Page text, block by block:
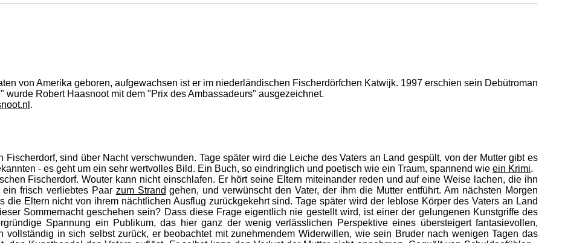
von Amerika geboren, aufgewachsen ist er im niederländischen Fischerdörfchen Katwijk. 1997 erschien sein Debütroman
Robert Haasnoot mit dem "Prix des Ambassadeurs" ausgezeichnet.
.
sind über Nacht verschwunden. Tage später wird die Leiche des Vaters an Land gespült, von der Mutter gibt es
- es geht um ein sehr wertvolles Bild. Ein Buch, so eindringlich und poetisch wie ein Traum, spannend wie ein Krimi.
Fischerdorf. Wouter kann nicht einschlafen. Er hört seine Eltern miteinander reden und auf eine Weise lachen, die ihn
frisch verliebtes Paar zum Strand gehen, und verwünscht den Vater, der ihm die Mutter entführt. Am nächsten Morgen
Eltern nicht von ihrem nächtlichen Ausflug zurückgekehrt sind. Tage später wird der leblose Körper des Vaters an Land
Sommernacht geschehen sein? Dass diese Frage eigentlich nie gestellt wird, ist einer der gelungenen Kunstgriffe des
Spannung ein Publikum, das hier ganz der wenig verlässlichen Perspektive eines übersteigert fantasievollen,
vollständig in sich selbst zurück, er beobachtet mit zunehmendem Widerwillen, wie sein Bruder nach wenigen Tagen das